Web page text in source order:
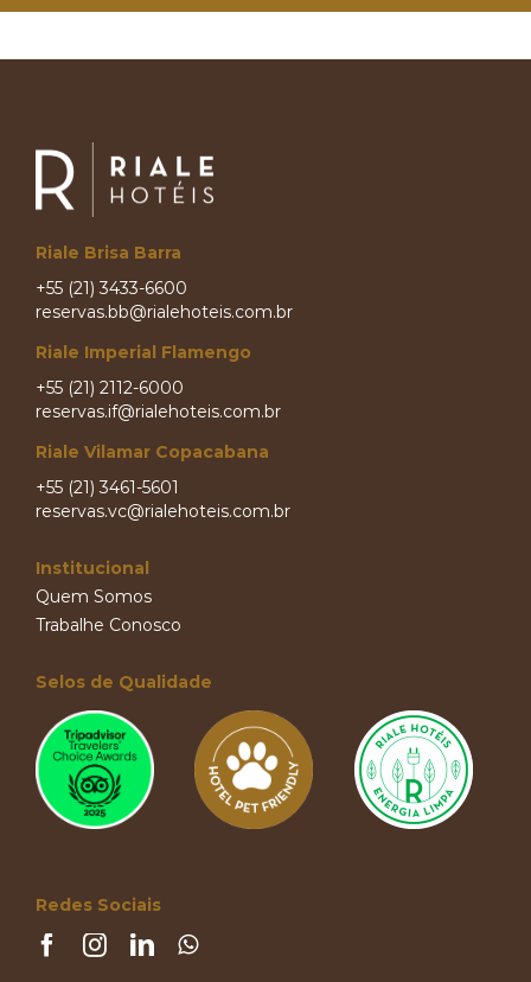
Riale Brisa Barra
+55 (21) 3433-6600
reservas.bb@rialehoteis.com.br
Riale Imperial Flamengo
+55 (21) 2112-6000
reservas.if@rialehoteis.com.br
Riale Vilamar Copacabana
+55 (21) 3461-5601
reservas.vc@rialehoteis.com.br
Institucional
Quem Somos
Trabalhe Conosco
Selos de Qualidade
Redes Sociais